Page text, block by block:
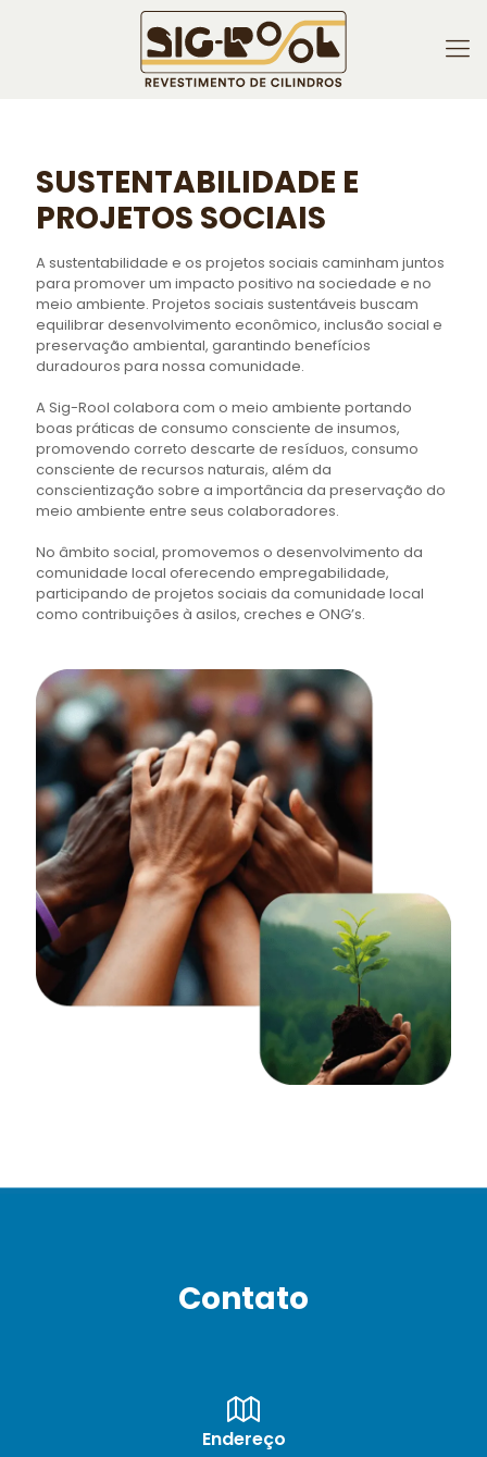
SUSTENTABILIDADE E
PROJETOS SOCIAIS
A sustentabilidade e os projetos sociais caminham juntos
para promover um impacto positivo na sociedade e no
meio ambiente. Projetos sociais sustentáveis buscam
equilibrar desenvolvimento econômico, inclusão social e
preservação ambiental, garantindo benefícios
duradouros para nossa comunidade.
A Sig-Rool colabora com o meio ambiente portando
boas práticas de consumo consciente de insumos,
promovendo correto descarte de resíduos, consumo
consciente de recursos naturais, além da
conscientização sobre a importância da preservação do
meio ambiente entre seus colaboradores.
No âmbito social, promovemos o desenvolvimento da
comunidade local oferecendo empregabilidade,
participando de projetos sociais da comunidade local
como contribuições à asilos, creches e ONG’s.
Contato
Endereço